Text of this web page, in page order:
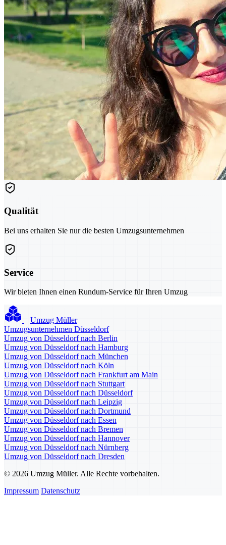
Qualität
Bei uns erhalten Sie nur die besten Umzugsunternehmen
Service
Wir bieten Ihnen einen Rundum-Service für Ihren Umzug
Umzug Müller
Umzugsunternehmen Düsseldorf
Umzug von Düsseldorf nach Berlin
Umzug von Düsseldorf nach Hamburg
Umzug von Düsseldorf nach München
Umzug von Düsseldorf nach Köln
Umzug von Düsseldorf nach Frankfurt am Main
Umzug von Düsseldorf nach Stuttgart
Umzug von Düsseldorf nach Düsseldorf
Umzug von Düsseldorf nach Leipzig
Umzug von Düsseldorf nach Dortmund
Umzug von Düsseldorf nach Essen
Umzug von Düsseldorf nach Bremen
Umzug von Düsseldorf nach Hannover
Umzug von Düsseldorf nach Nürnberg
Umzug von Düsseldorf nach Dresden
© 2026 Umzug Müller. Alle Rechte vorbehalten.
Impressum Datenschutz